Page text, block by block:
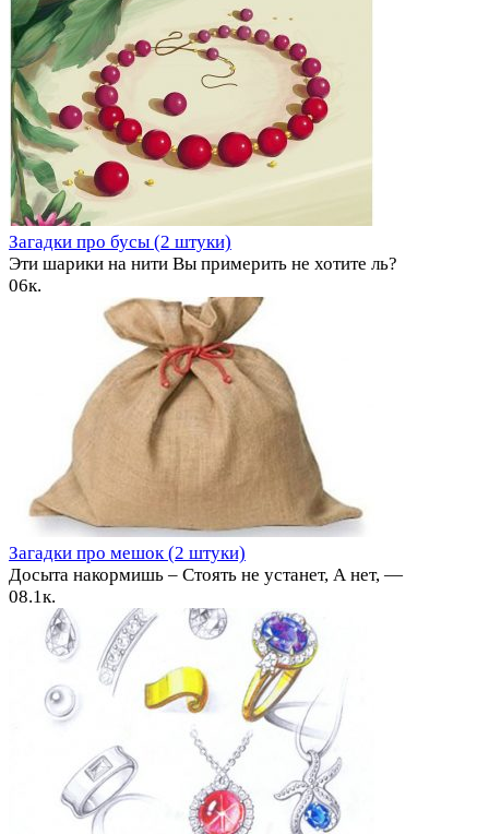
Загадки про бусы (2 штуки)
Эти шарики на нити Вы примерить не хотите ль?
06к.
Загадки про мешок (2 штуки)
Досыта накормишь – Стоять не устанет, А нет, —
08.1к.